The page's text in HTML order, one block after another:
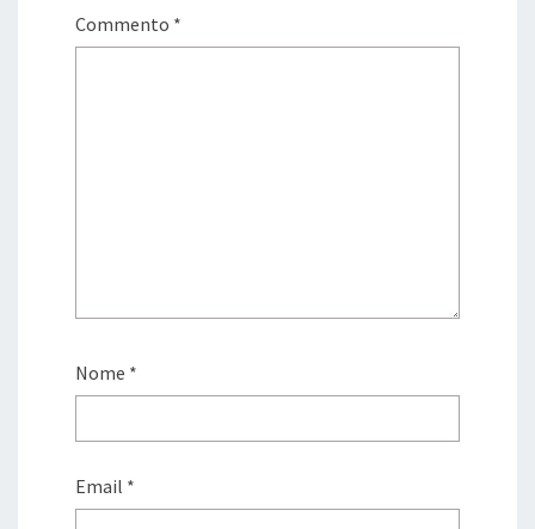
Commento *
Nome *
Email *